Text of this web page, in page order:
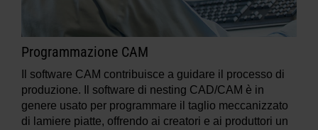
Programmazione CAM
Il software CAM contribuisce a guidare il processo di
produzione. Il software di nesting CAD/CAM è in
genere usato per programmare il taglio meccanizzato
di lamiere piatte, offrendo ai creatori e ai produttori un